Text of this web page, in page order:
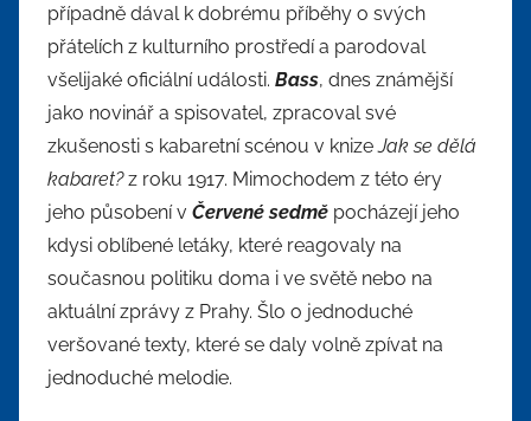
případně dával k dobrému příběhy o svých
přátelích z kulturního prostředí a parodoval
všelijaké oficiální události. Bass, dnes známější
jako novinář a spisovatel, zpracoval své
zkušenosti s kabaretní scénou v knizeJak se dělá
kabaret?z roku 1917. Mimochodem z této éry
jeho působení v Červené sedmě pocházejí jeho
kdysi oblíbené letáky, které reagovaly na
současnou politiku doma i ve světě nebo na
aktuální zprávy z Prahy. Šlo o jednoduché
veršované texty, které se daly volně zpívat na
jednoduché melodie.